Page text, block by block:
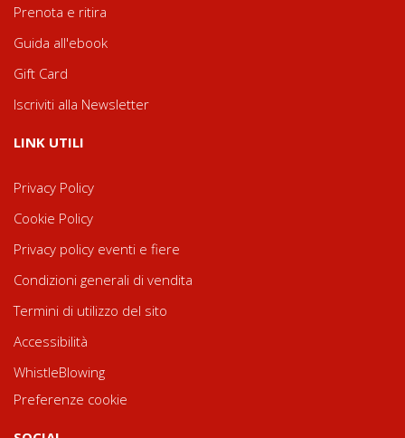
Prenota e ritira
Guida all'ebook
Gift Card
Iscriviti alla Newsletter
LINK UTILI
Privacy Policy
Cookie Policy
Privacy policy eventi e fiere
Condizioni generali di vendita
Termini di utilizzo del sito
Accessibilità
WhistleBlowing
Preferenze cookie